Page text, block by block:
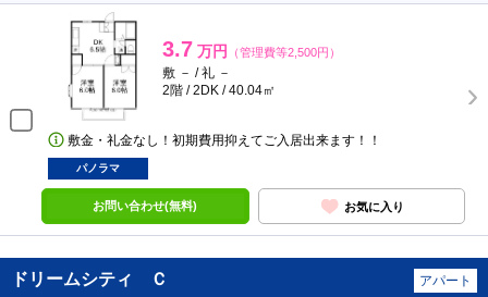
3.7 万円 （管理費等2,500円）
敷 － / 礼 －
2階 / 2DK / 40.04㎡
敷金・礼金なし！初期費用抑えてご入居出来ます！！
パノラマ
お問い合わせ(無料) お気に入り
ドリームシティ Ｃ アパート